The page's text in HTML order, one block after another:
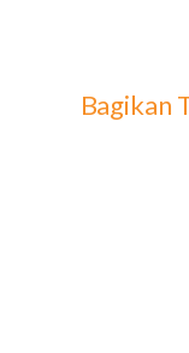
Bagikan